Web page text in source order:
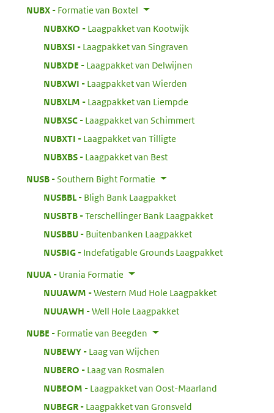
NUBX:
Formatie van Boxtel
NUBXKO
Laagpakket van Kootwijk
NUBXSI
Laagpakket van Singraven
NUBXDE
Laagpakket van Delwijnen
NUBXWI
Laagpakket van Wierden
NUBXLM
Laagpakket van Liempde
NUBXSC:
Laagpakket van Schimmert
NUBXTI
Laagpakket van Tilligte
NUBXBS:
Laagpakket van Best
NUSB:
Southern Bight Formatie
NUSBBL
Bligh Bank Laagpakket
NUSBTB:
Terschellinger Bank Laagpakket
NUSBBU:
Buitenbanken Laagpakket
NUSBIG:
Indefatigable Grounds Laagpakket
NUUA
Urania Formatie
NUUAWM
Western Mud Hole Laagpakket
NUUAWH
Well Hole Laagpakket
NUBE
Formatie van Beegden
NUBEWY:
Laag van Wijchen
NUBERO
Laag van Rosmalen
NUBEOM
Laagpakket van Oost-Maarland
NUBEGR:
Laagpakket van Gronsveld